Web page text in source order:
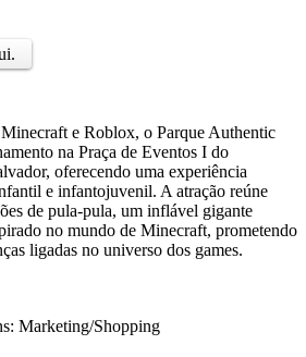
e Roblox, o Parque Authentic
na Praça de Eventos I do
oferecendo uma experiência
e infantojuvenil. A atração reúne
de pula-pula, um inflável gigante
no mundo de Minecraft, prometendo
ligadas no universo dos games.
Marketing/Shopping